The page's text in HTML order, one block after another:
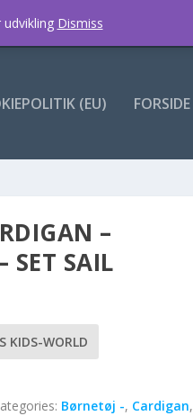
(EU) FORSIDE
–
SET SAIL
KIDS-WORLD
Børnetøj -, Cardigan,
Dismiss